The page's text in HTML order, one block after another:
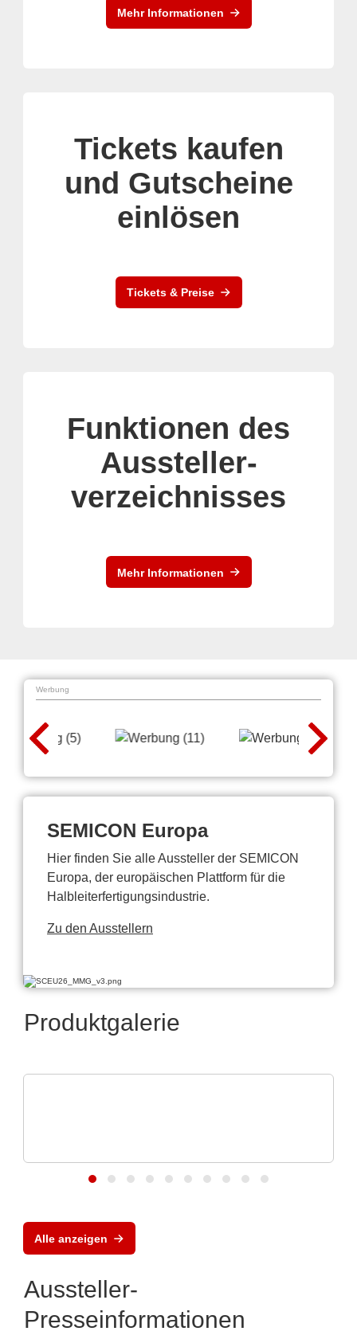
Mehr Informationen
Tickets kaufen
und Gutscheine
einlösen
Tickets & Preise
Funktionen des
Aussteller-
verzeichnisses
Mehr Informationen
Werbung
SEMICON Europa
Hier finden Sie alle Aussteller der SEMICON
Europa, der europäischen Plattform für die
Halbleiterfertigungsindustrie.
Zu den Ausstellern
Produktgalerie
Alle anzeigen
Aussteller-
Presseinformationen